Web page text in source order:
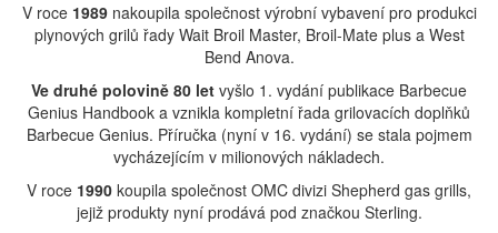
V roce 1989nakoupila společnost výrobní vybavení pro produkci
plynových grilů řady Wait Broil Master, Broil-Mate plus a West
Bend Anova.
Ve druhé polovině 80 let vyšlo 1. vydání publikace Barbecue
Genius Handbook a vznikla kompletní řada grilovacích doplňků
Barbecue Genius. Příručka (nyní v 16. vydání) se stala pojmem
vycházejícím v milionových nákladech.
V roce 1990 koupila společnost OMC divizi Shepherd gas grills,
jejiž produkty nyní prodává pod značkou Sterling.